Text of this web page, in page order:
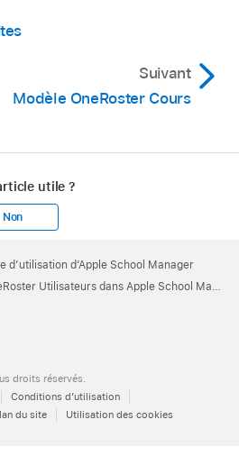
Suivant
Modèle OneRoster Cours
utile ?
Non
d’utilisation d’Apple School Manager
Utilisateurs dans Apple School Manager
droits réservés.
Conditions d’utilisation
du site Utilisation des cookies